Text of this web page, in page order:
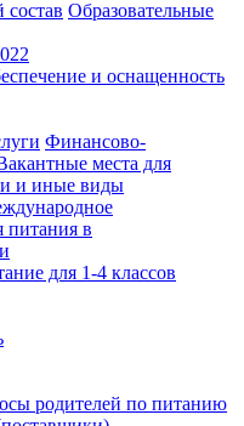
состав Образовательные
и оснащенность
Финансово-
места для
и иные виды
питания в
для 1-4 классов
родителей по питанию